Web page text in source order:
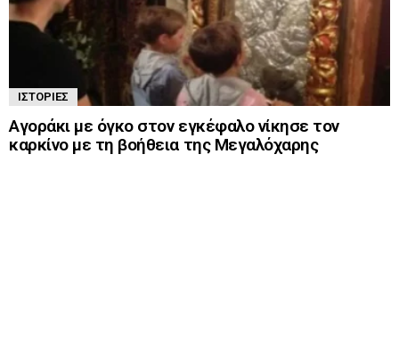
ΙΣΤΟΡΊΕΣ
Αγοράκι με όγκο στον εγκέφαλο νίκησε τον
καρκίνο με τη βοήθεια της Μεγαλόχαρης